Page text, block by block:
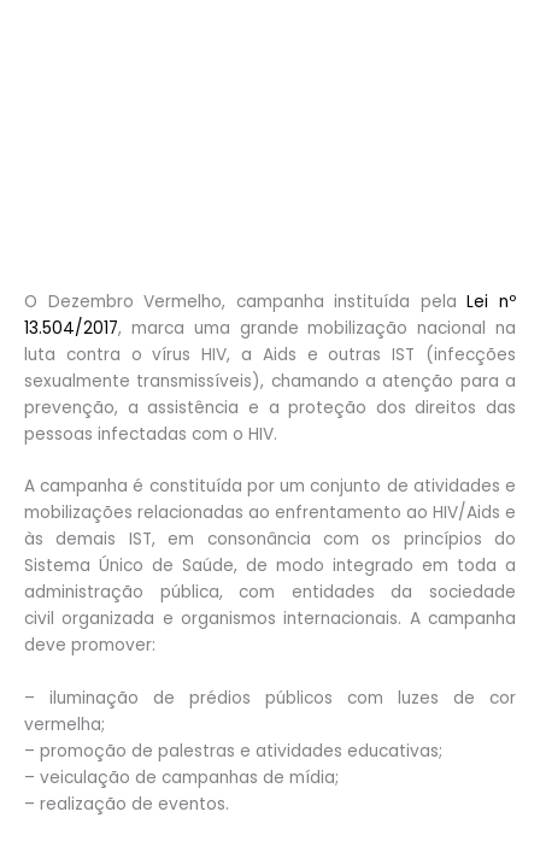
O Dezembro Vermelho, campanha instituída pelaLei nº
13.504/2017, marca uma grande mobilização nacional na
luta contra o vírus HIV, a Aids e outras IST (infecções
sexualmente transmissíveis), chamando a atenção para a
prevenção, a assistência e a proteção dos direitos das
pessoas infectadas com o HIV.
A campanha é constituída por um conjunto de atividades e
mobilizações relacionadas ao enfrentamento ao HIV/Aids e
às demais IST, em consonância com os princípios do
Sistema Único de Saúde, de modo integrado em toda a
administração pública, com entidades da sociedade
civil organizada e organismos internacionais. A campanha
deve promover:
– iluminação de prédios públicos com luzes de cor
vermelha;
– promoção de palestras e atividades educativas;
– veiculação de campanhas de mídia;
– realização de eventos.